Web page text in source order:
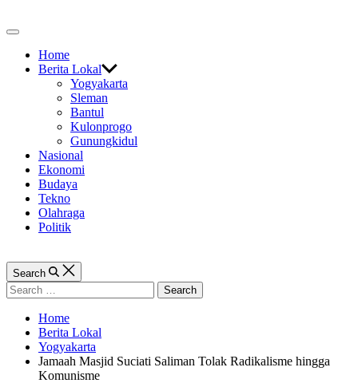
to
Off
CanvasHome
Berita Lokal
Yogyakarta
Sleman
Bantul
Kulonprogo
Gunungkidul
Nasional
Ekonomi
Budaya
Tekno
Olahraga
Politik
Search
Search
for:
Home
Berita Lokal
Yogyakarta
Jamaah Masjid Suciati Saliman Tolak Radikalisme hingga
Komunisme